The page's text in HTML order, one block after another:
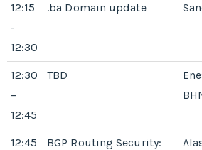
12:15
-
12:30
.ba Domain update
12:30
–
12:45
TBD
12:45
BGP Routing Security: